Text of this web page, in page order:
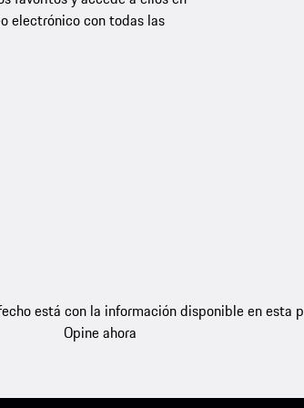
electrónico con todas las
está con la información disponible en esta
Opine ahora